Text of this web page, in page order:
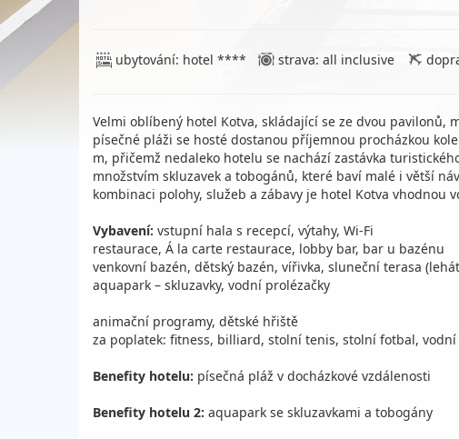
ubytování: hotel **** strava: all inclusive
Velmi oblíbený hotel Kotva, skládající se ze dvou pavilonů,
písečné pláži se hosté dostanou příjemnou procházkou
m, přičemž nedaleko hotelu se nachází zastávka
množstvím skluzavek a tobogánů, které baví malé i větší
kombinaci polohy, služeb a zábavy je hotel Kotva
Vybavení: vstupní hala s recepcí, výtahy, Wi-Fi
restaurace, Á la carte restaurace, lobby bar, bar u bazénu
venkovní bazén, dětský bazén, vířivka, sluneční terasa
aquapark – skluzavky, vodní prolézačky
animační programy, dětské hřiště
za poplatek: fitness, billiard, stolní tenis, stolní fotbal,
Benefity hotelu: písečná pláž v docházkové vzdálenosti
Benefity hotelu 2: aquapark se skluzavkami a tobogány